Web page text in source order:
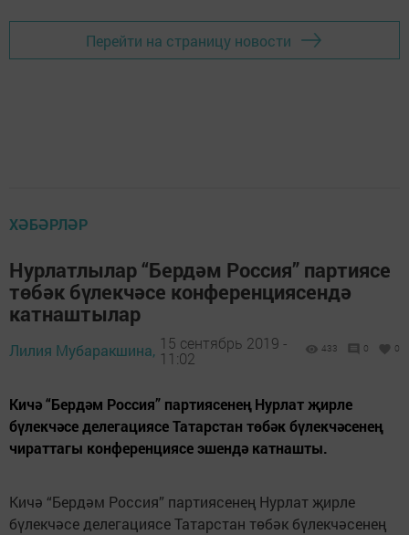
Перейти на страницу новости
ХӘБӘРЛӘР
Нурлатлылар “Бердәм Россия” партиясе
төбәк бүлекчәсе конференциясендә
катнаштылар
Лилия Мубаракшина, 15 сентябрь 2019 -
11:02
433 0 0
Кичә “Бердәм Россия” партиясенең Нурлат җирле
бүлекчәсе делегациясе Татарстан төбәк бүлекчәсенең
чираттагы конференциясе эшендә катнашты.
Кичә “Бердәм Россия” партиясенең Нурлат җирле
бүлекчәсе делегациясе Татарстан төбәк бүлекчәсенең